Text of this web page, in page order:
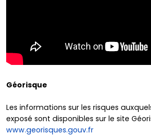
Géorisque
Les informations sur les risques
exposé sont disponibles sur le site
www.georisques.gouv.fr